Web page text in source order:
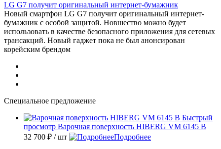
LG G7 получит оригинальный интернет-бумажник
Новый смартфон LG G7 получит оригинальный интернет-
бумажник с особой защитой. Новшество можно будет
использовать в качестве безопасного приложения для сетевых
трансакций. Новый гаджет пока не был анонсирован
корейским брендом
Специальное предложение
Быстрый
просмотр Варочная поверхность HIBERG VM 6145 B
32 700 ₽ / шт Подробнее